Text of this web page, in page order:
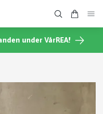
under VårREA!